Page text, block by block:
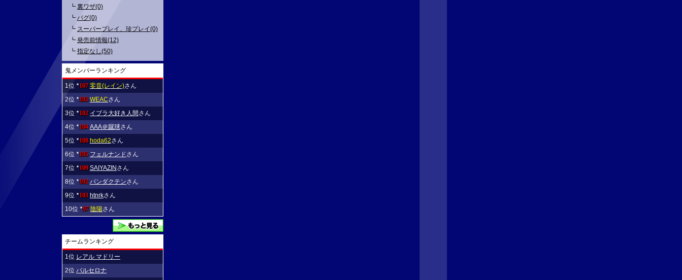
┗ 裏ワザ(0)
┗ バグ(0)
┗ スーパープレイ、珍プレイ(0)
┗ 発売前情報(12)
┗ 指定なし(50)
鬼メンバーランキング
1位 ★107 零音(レイン)さん
2位
★105 WEACさん
3位
★102 イブラ大好き人間さん
4位
★104 AAA＠蹴球さん
5位
★108 hoda62さん
6位
★105 フェルナンドさん
7位
★109 SAIYAZIN さん
8位
★102 パンダクテンさん
9位
★103 htnrkさん
10位
★97 陰陽さん
チームランキング
1位 レアル マドリー
2位 バルセロナ